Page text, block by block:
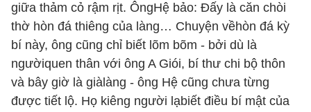
giữa thảm cỏ rậm rịt. ÔngHệ bảo: Đấy là căn chòi
thờ hòn đá thiêng của làng… Chuyện vềhòn đá kỳ
bí này, ông cũng chỉ biết lõm bõm - bởi dù là
ngườiquen thân với ông A Giói, bí thư chi bộ thôn
và bây giờ là giàlàng - ông Hệ cũng chưa từng
được tiết lộ. Họ kiêng người lạbiết điều bí mật của